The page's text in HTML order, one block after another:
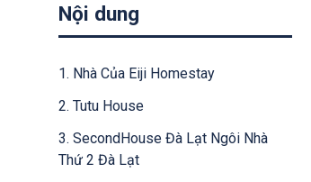
Nội dung
1. Nhà Của Eiji Homestay
2. Tutu House
3. SecondHouse Đà Lạt Ngôi Nhà
Thứ 2 Đà Lạt